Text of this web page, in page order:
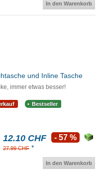
In den Warenkorb
und Inline Tasche
immer etwas besser!
Bestseller
12.10 CHF
27.99 CHF *
- 57 %
In den Warenkorb